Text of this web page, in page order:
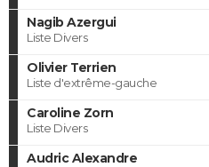
Nagib Azergui
Liste Divers
Olivier Terrien
Liste d'extrême-gauche
Caroline Zorn
Liste Divers
Audric Alexandre